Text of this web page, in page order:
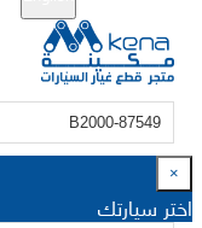
×
اختر سيارتك